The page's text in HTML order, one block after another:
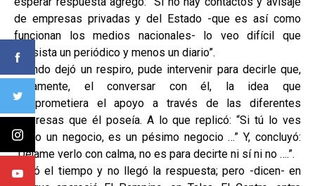
de empresas privadas y del Estado -que es así como
funcionan los medios nacionales- lo veo difícil que
subsista un periódico y menos un diario”.
Cuando dejó un respiro, pude intervenir para decirle que,
justamente, el conversar con él, la idea que
comprometiera el apoyo a través de las diferentes
empresas que él poseía. A lo que replicó: “Si tú lo ves
como un negocio, es un pésimo negocio …” Y, concluyó:
“Déjame verlo con calma, no es para decirte ni sí ni no ….”.
Pasó el tiempo y no llegó la respuesta; pero -dicen- en